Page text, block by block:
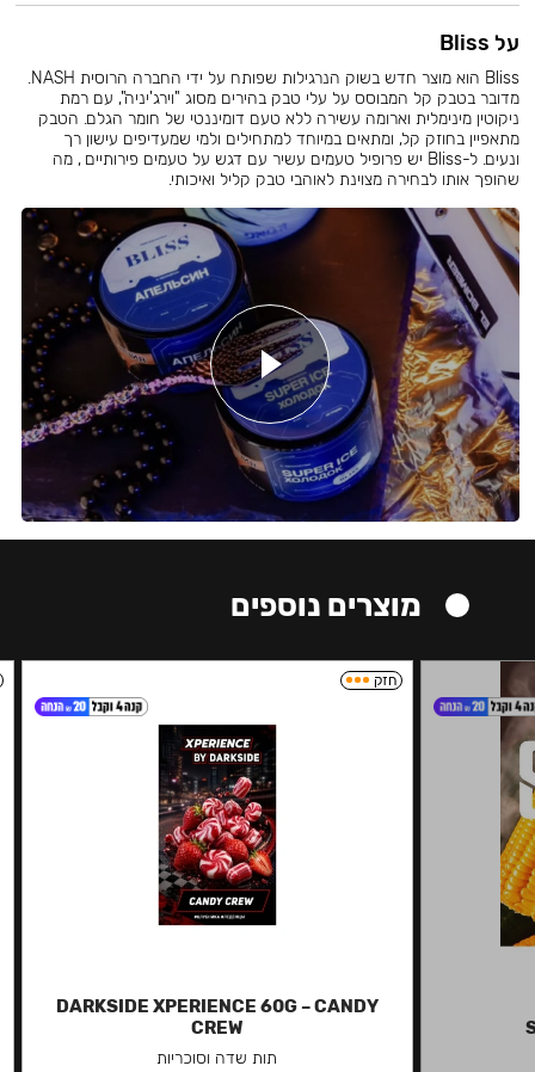
על Bliss
Bliss הוא מוצר חדש בשוק הנרגילות שפותח על ידי החברה הרוסית NASH.
מדובר בטבק קל המבוסס על עלי טבק בהירים מסוג "וירג'יניה", עם רמת
ניקוטין מינימלית וארומה עשירה ללא טעם דומיננטי של חומר הגלם. הטבק
מתאפיין בחוזק קל, ומתאים במיוחד למתחילים ולמי שמעדיפים עישון רך
ונעים. ל-Bliss יש פרופיל טעמים עשיר עם דגש על טעמים פירותיים , מה
שהופך אותו לבחירה מצוינת לאוהבי טבק קליל ואיכותי.
מוצרים נוספים
חזק
DARKSIDE XPERIENCE 60G – CANDY
CREW
תות שדה וסוכריות